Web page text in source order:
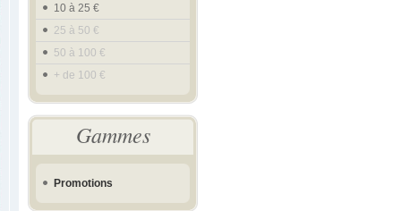
10 à 25 €
25 à 50 €
50 à 100 €
+ de 100 €
Gammes
Promotions